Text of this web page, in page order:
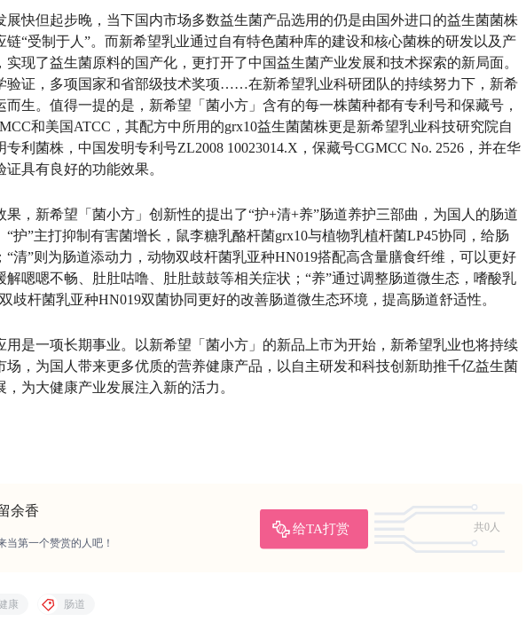
展快但起步晚，当下国内市场多数益生菌产品选用的仍是由国外进口的益生菌菌株
链“受制于人”。而新希望乳业通过自有特色菌种库的建设和核心菌株的研发以及产
实现了益生菌原料的国产化，更打开了中国益生菌产业发展和技术探索的新局面。
验证，多项国家和省部级技术奖项……在新希望乳业科研团队的持续努力下，新希
而生。值得一提的是，新希望「菌小方」含有的每一株菌种都有专利号和保藏号，
和美国ATCC，其配方中所用的grx10益生菌菌株更是新希望乳业科技研究院自
专利菌株，中国发明专利号ZL2008 10023014.X，保藏号CGMCC No. 2526，并在华
具有良好的功能效果。
果，新希望「菌小方」创新性的提出了“护+清+养”肠道养护三部曲，为国人的肠道
“护”主打抑制有害菌增长，鼠李糖乳酪杆菌grx10与植物乳植杆菌LP45协同，给肠
“清”则为肠道添动力，动物双歧杆菌乳亚种HN019搭配高含量膳食纤维，可以更好
解嗯嗯不畅、肚肚咕噜、肚肚鼓鼓等相关症状；“养”通过调整肠道微生态，嗜酸乳
歧杆菌乳亚种HN019双菌协同更好的改善肠道微生态环境，提高肠道舒适性。
用是一项长期事业。以新希望「菌小方」的新品上市为开始，新希望乳业也将持续
场，为国人带来更多优质的营养健康产品，以自主研发和科技创新助推千亿益生菌
为大健康产业发展注入新的活力。
余香
给TA打赏
共0人
当第一个赞赏的人吧！
康 肠道